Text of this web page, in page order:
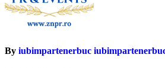
By iubimpartenerbuc